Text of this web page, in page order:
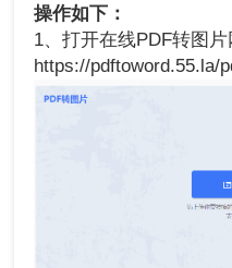
操作如下：
1、打开在线PDF转图片
https://pdftoword.55.la/